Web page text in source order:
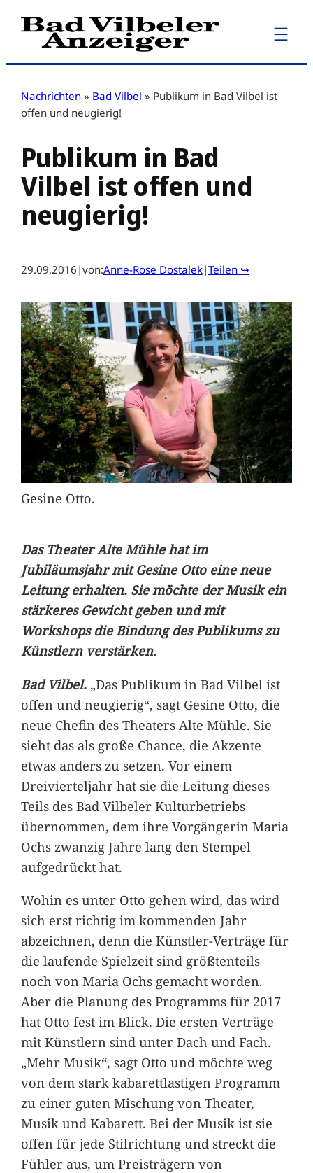
Zum
Inhalt
Nachrichten » Bad Vilbel » Publikum in Bad Vilbel ist
offen und neugierig!
Publikum in Bad
Vilbel ist offen und
neugierig!
29.09.2016 |von:Anne-Rose Dostalek|Teilen ↪
Gesine Otto.
Das Theater Alte Mühle hat im
Jubiläumsjahr mit Gesine Otto eine neue
Leitung erhalten. Sie möchte der Musik ein
stärkeres Gewicht geben und mit
Workshops die Bindung des Publikums zu
Künstlern verstärken.
Bad Vilbel. „Das Publikum in Bad Vilbel ist
offen und neugierig“, sagt Gesine Otto, die
neue Chefin des Theaters Alte Mühle. Sie
sieht das als große Chance, die Akzente
etwas anders zu setzen. Vor einem
Dreivierteljahr hat sie die Leitung dieses
Teils des Bad Vilbeler Kulturbetriebs
übernommen, dem ihre Vorgängerin Maria
Ochs zwanzig Jahre lang den Stempel
aufgedrückt hat.
Wohin es unter Otto gehen wird, das wird
sich erst richtig im kommenden Jahr
abzeichnen, denn die Künstler-Verträge für
die laufende Spielzeit sind größtenteils
noch von Maria Ochs gemacht worden.
Aber die Planung des Programms für 2017
hat Otto fest im Blick. Die ersten Verträge
mit Künstlern sind unter Dach und Fach.
„Mehr Musik“, sagt Otto und möchte weg
von dem stark kabarettlastigen Programm
zu einer guten Mischung von Theater,
Musik und Kabarett. Bei der Musik ist sie
offen für jede Stilrichtung und streckt die
Fühler aus, um Preisträgern von